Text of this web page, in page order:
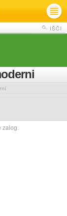
IŠČI
zalog.